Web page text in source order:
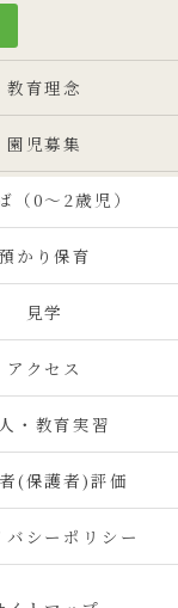
教育理念
園児募集
（0～2歳児）
預かり保育
見学
アクセス
・教育実習
(保護者)評価
バシーポリシー